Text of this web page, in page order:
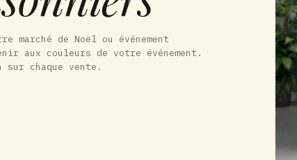
marché de Noël ou événement
aux couleurs de votre événement.
sur chaque vente.